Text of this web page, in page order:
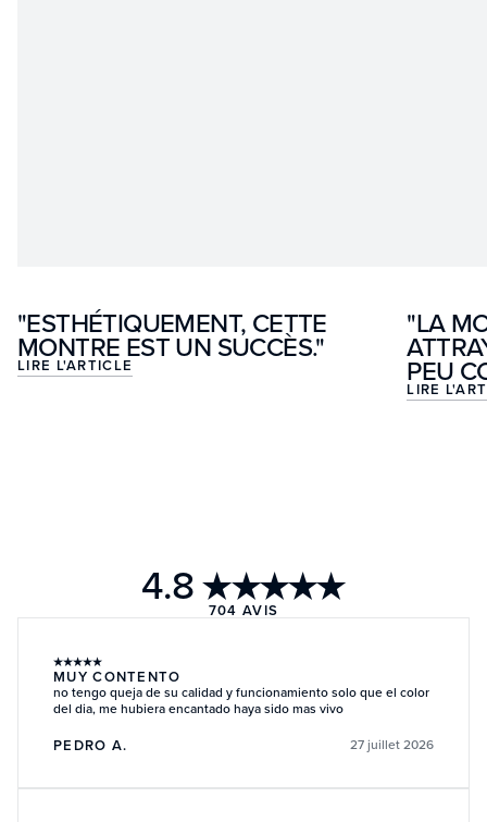
"ESTHÉTIQUEMENT, CETTE
MONTRE EST UN SUCCÈS."
LIRE L'ARTICLE
"LA
PEU
LIRE
4.8★★★★★
704 AVIS
★★★★★
MUY CONTENTO
no tengo queja de su calidad y funcionamiento solo que el color
del dia, me hubiera encantado haya sido mas vivo
PEDRO A. 27 juillet 2026